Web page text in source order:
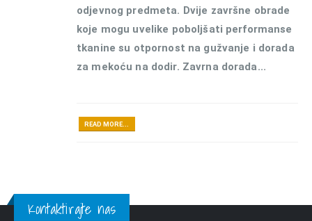
odjevnog predmeta. Dvije završne obrade
koje mogu uvelike poboljšati performanse
tkanine su otpornost na gužvanje i dorada
za mekoću na dodir. Zavrna dorada...
READ MORE...
Kontaktirajte nas